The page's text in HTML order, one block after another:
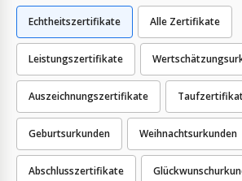
Alle Zertifikate
Leistungszertifikate
Echtheitszertifikate
Auszeichnungszertifikate
Geburtsurkunden Weihnachtsurkunden
Abschlusszertifikate